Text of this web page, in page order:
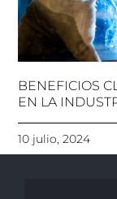
BENEFICIOS
EN LA
10 julio, 2024